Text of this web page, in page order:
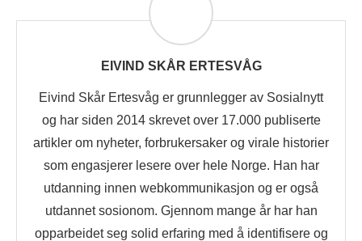
EIVIND SKÅR ERTESVÅG
Eivind Skår Ertesvåg er grunnlegger av Sosialnytt
og har siden 2014 skrevet over 17.000 publiserte
artikler om nyheter, forbrukersaker og virale historier
som engasjerer lesere over hele Norge. Han har
utdanning innen webkommunikasjon og er også
utdannet sosionom. Gjennom mange år har han
opparbeidet seg solid erfaring med å identifisere og